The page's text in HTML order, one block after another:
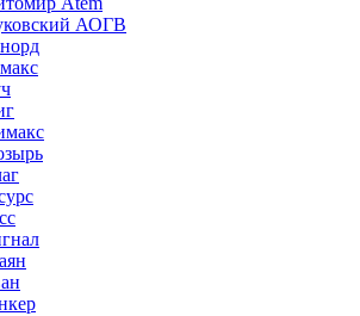
АОГВ